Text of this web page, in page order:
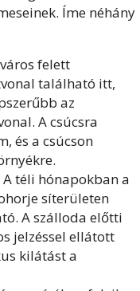
Íme néhány
felett
található itt,
az
A csúcsra
és a csúcson
A téli hónapokban a
síterületen
A szálloda előtti
jelzéssel ellátott
kilátást a